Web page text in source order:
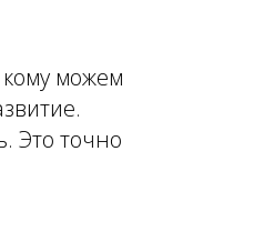
можем
Это точно